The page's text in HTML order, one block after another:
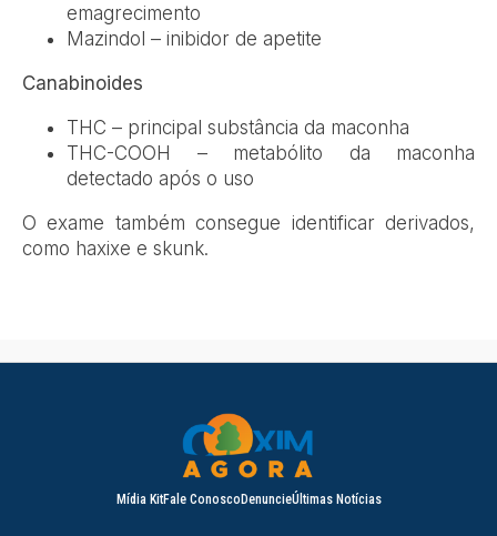
emagrecimento
Mazindol – inibidor de apetite
Canabinoides
THC – principal substância da maconha
THC-COOH – metabólito da maconha
detectado após o uso
O exame também consegue identificar derivados,
como haxixe e skunk.
Mídia KitFale Conosco DenuncieÚltimas Notícias